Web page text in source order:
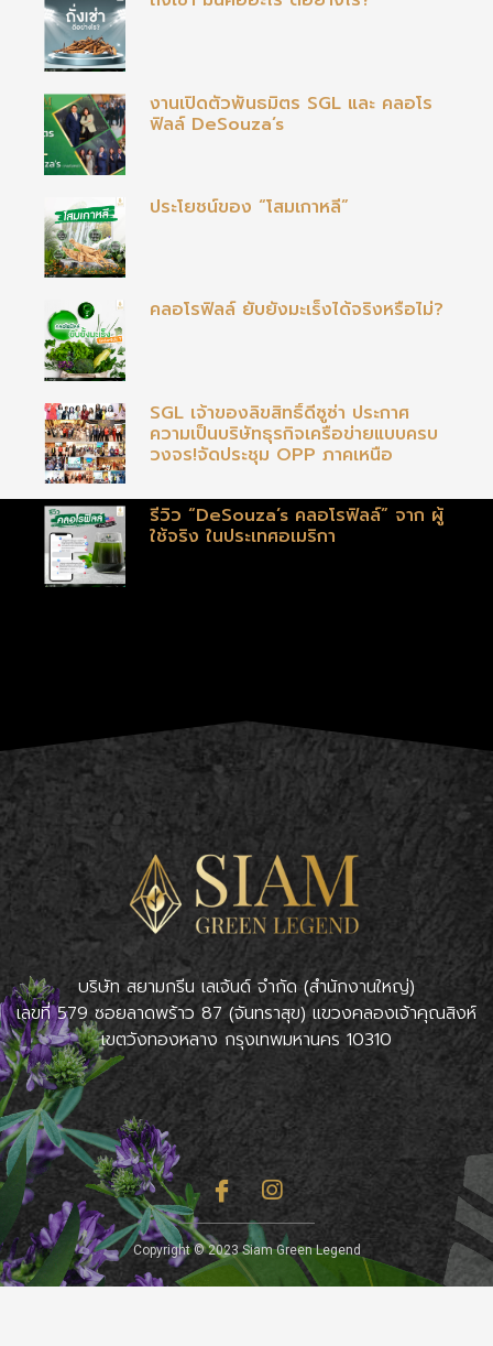
งานเปิดตัวพันธมิตร SGL และ คลอโร
ฟิลล์ DeSouza’s
ประโยชน์ของ “โสมเกาหลี”
คลอโรฟิลล์ ยับยั้งมะเร็งได้จริงหรือไม่?
SGL เจ้าของลิขสิทธิ์ดีซูซ่า ประกาศ
ความเป็นบริษัทธุรกิจเครือข่ายแบบครบ
วงจร!จัดประชุม OPP ภาคเหนือ
รีวิว “DeSouza’s คลอโรฟิลล์” จาก ผู้
ใช้จริง ในประเทศอเมริกา
บริษัท สยามกรีน เลเจ้นด์ จำกัด (สำนักงานใหญ่)
เลขที่ 579 ซอยลาดพร้าว 87 (จันทราสุข) แขวงคลองเจ้าคุณสิงห์
เขตวังทองหลาง กรุงเทพมหานคร 10310
Copyright © 2023 Siam Green Legend